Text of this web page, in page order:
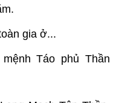
gia ở...
Táo phủ Thần